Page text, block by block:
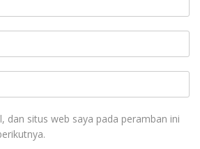
dan situs web saya pada peramban ini